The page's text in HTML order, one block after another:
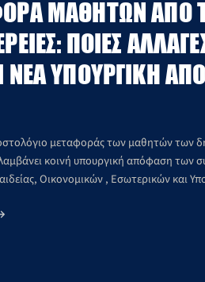
ΜΑΘΗΤΏΝ ΑΠΌ
ΠΟΙΕΣ
ΝΈΑ ΥΠΟΥΡΓΙΚΉ
μεταφοράς των μαθητών των
κοινή υπουργική απόφαση των
Οικονομικών , Εσωτερικών και